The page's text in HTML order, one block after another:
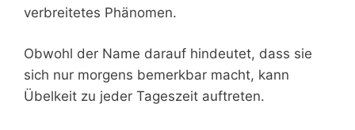
verbreitetes Phänomen.
Obwohl der Name darauf hindeutet, dass sie
sich nur morgens bemerkbar macht, kann
Übelkeit zu jeder Tageszeit auftreten.